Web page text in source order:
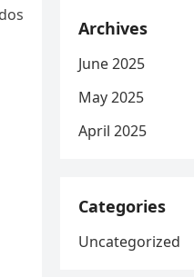
Archives
June 2025
May 2025
April 2025
Categories
Uncategorized